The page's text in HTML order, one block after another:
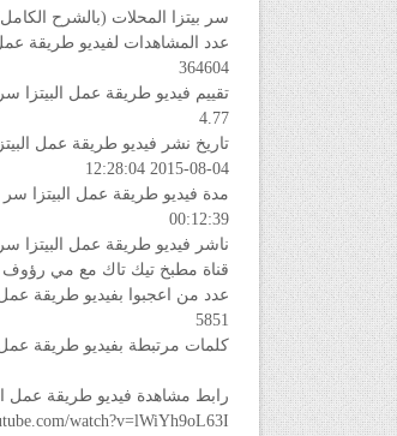
سر بيتزا المحلات (بالشرح
عدد المشاهدات لفيديو طريقة عمل
364604
تقييم فيديو طريقة عمل البيتزا سر
4.77
تاريخ نشر فيديو طريقة عمل البيتزا
2015-08-04 12:28:04
مدة فيديو طريقة عمل البيتزا سر
00:12:39
ناشر فيديو طريقة عمل البيتزا سر
قناة مطبخ تيك تاك مع مي رؤوف
عدد من اعجبوا بفيديو طريقة عمل
5851
كلمات مرتبطة بفيديو طريقة عمل
رابط مشاهدة فيديو طريقة عمل
watch?v=lWiYh9oL63I